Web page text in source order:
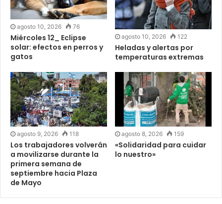
agosto 10, 2026 76
Miércoles 12_ Eclipse
solar: efectos en perros y
gatos
agosto 10, 2026 122
Heladas y alertas por
temperaturas extremas
agosto 9, 2026 118
Los trabajadores volverán
a movilizarse durante la
primera semana de
septiembre hacia Plaza
de Mayo
agosto 8, 2026 159
«Solidaridad para cuidar
lo nuestro»